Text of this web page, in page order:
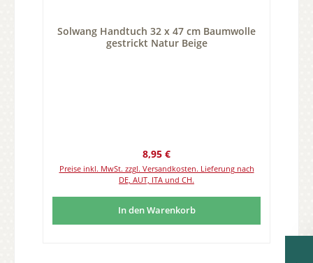
Solwang Handtuch 32 x 47 cm Baumwolle
gestrickt Natur Beige
Regulärer Preis:
8,95 €
Preise inkl. MwSt. zzgl. Versandkosten. Lieferung nach
DE, AUT, ITA und CH.
In den Warenkorb